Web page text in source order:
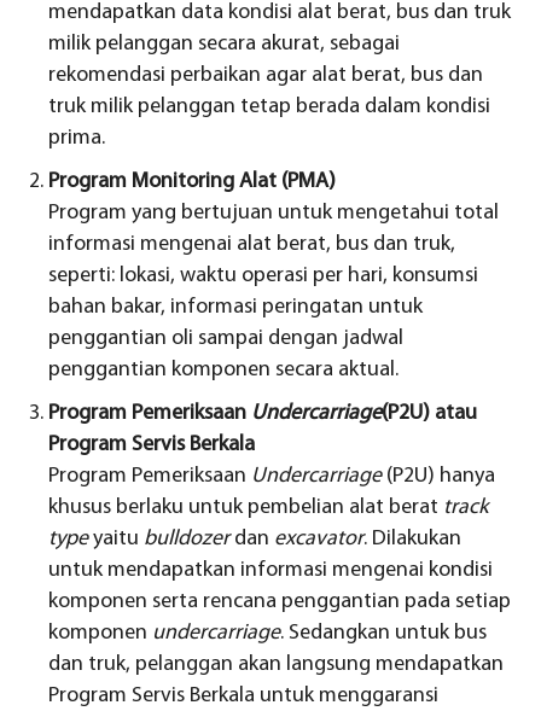
mendapatkan data kondisi alat berat, bus dan truk
milik pelanggan secara akurat, sebagai
rekomendasi perbaikan agar alat berat, bus dan
truk milik pelanggan tetap berada dalam kondisi
prima.
Program Monitoring Alat (PMA)
Program yang bertujuan untuk mengetahui total
informasi mengenai alat berat, bus dan truk,
seperti: lokasi, waktu operasi per hari, konsumsi
bahan bakar, informasi peringatan untuk
penggantian oli sampai dengan jadwal
penggantian komponen secara aktual.
Program Pemeriksaan Undercarriage(P2U) atau
Program Servis Berkala
Program Pemeriksaan Undercarriage(P2U) hanya
khusus berlaku untuk pembelian alat berat track
typeyaitu bulldozerdan excavator. Dilakukan
untuk mendapatkan informasi mengenai kondisi
komponen serta rencana penggantian pada setiap
komponen undercarriage. Sedangkan untuk bus
dan truk, pelanggan akan langsung mendapatkan
Program Servis Berkala untuk menggaransi